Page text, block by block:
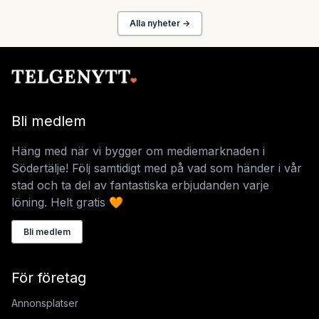
Alla nyheter →
Bli medlem
Häng med när vi bygger om mediemarknaden i
Södertälje! Följ samtidigt med på vad som händer i vår
stad och ta del av fantastiska erbjudanden varje
löning. Helt gratis 🧡
Bli medlem
För företag
Annonsplatser